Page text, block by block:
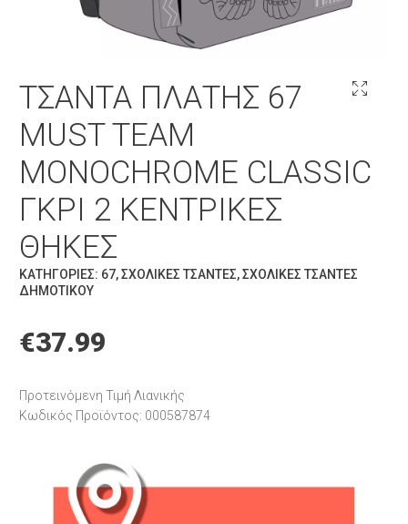
ΤΣΆΝΤΑ ΠΛΆΤΗΣ 67
MUST TEAM
MONOCHROME CLASSIC
ΓΚΡΙ 2 ΚΕΝΤΡΙΚΈΣ
ΘΉΚΕΣ
ΚΑΤΗΓΟΡΊΕΣ: 67,ΣΧΟΛΙΚΈΣ ΤΣΆΝΤΕΣ,ΣΧΟΛΙΚΈΣ ΤΣΆΝΤΕΣ
ΔΗΜΟΤΙΚΟΎ
€37.99
Προτεινόμενη Τιμή Λιανικής
Κωδικός Προϊόντος: 000587874